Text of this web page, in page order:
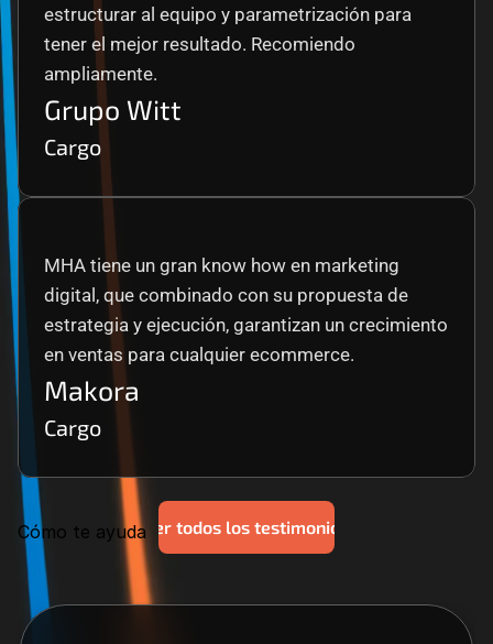
Ver todos los testimonios
estructurar al equipo y parametrización para
tener el mejor resultado. Recomiendo
ampliamente.
Grupo Witt
Cargo
MHA tiene un gran know how en marketing
digital, que combinado con su propuesta de
estrategia y ejecución, garantizan un crecimiento
en ventas para cualquier ecommerce.
Makora
Cargo
Cómo te ayuda